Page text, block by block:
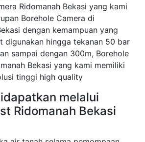
Ridomanah Bekasi yang kami
Borehole Camera di
dengan kemampuan yang
digunakan hingga tekanan 50 bar
sampai dengan 300m, Borehole
Bekasi yang kami memiliki
tinggi high quality
melalui
Ridomanah Bekasi